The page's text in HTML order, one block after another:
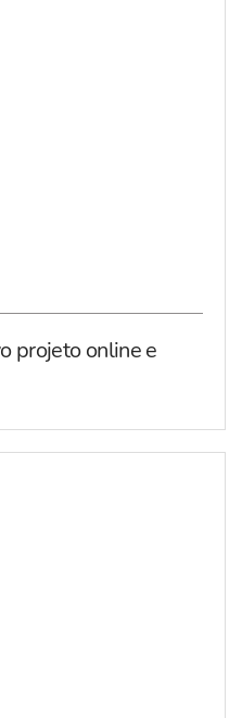
projeto online e